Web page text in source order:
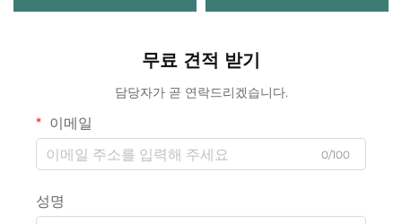
지용 화려한 강성 골판지 장식
어 로프, 팔찌, 뱅글, 목걸이용
무료 견적 받기
담당자가 곧 연락드리겠습니다.
이메일
0/100
성명